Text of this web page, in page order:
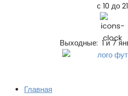
с 10 до 21
Выходные: 1 и 7
Главная